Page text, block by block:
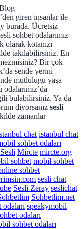
Blog
giren insanlar ile
burada. Ücretsiz
sohbet odalarımız
kotanızı
takılabilirsiniz. En
Bir çok
sende yerini
mutlulugu yaşa
bulabilirsiniz. Ya da
diyorsanız sesli
zamanlar
chat istanbul chat
sohbet odaları
Mircte mircte.org
sohbet mobil sohbet
sohbet
sesli chat
Sesli Zeray seslichat
Sohbetlim.net
speakymobil
odaları
sohbet odaları